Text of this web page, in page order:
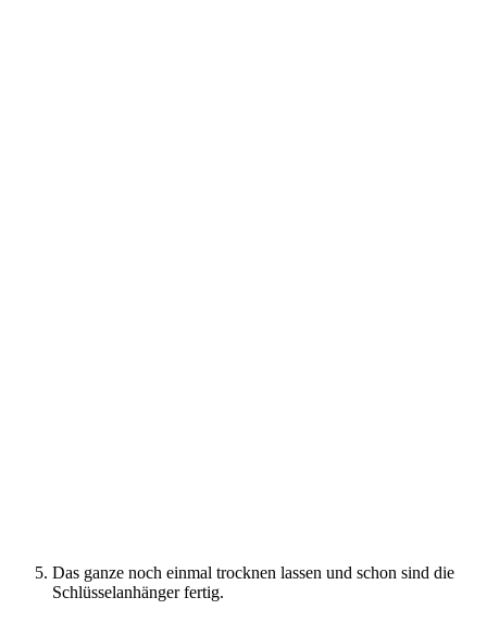
Das ganze noch einmal trocknen lassen und schon sind die
Schlüsselanhänger fertig.